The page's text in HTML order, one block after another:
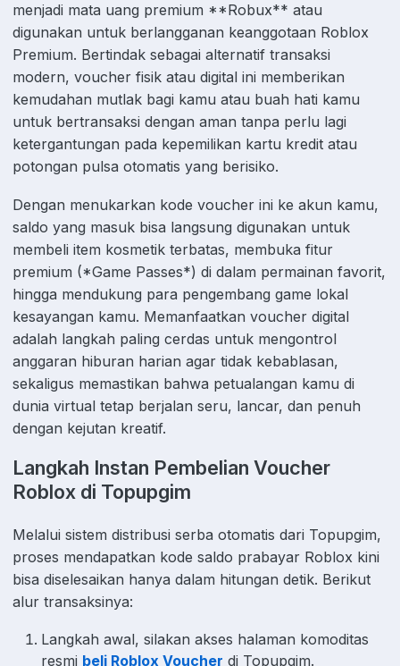
menjadi mata uang premium **Robux** atau
digunakan untuk berlangganan keanggotaan Roblox
Premium. Bertindak sebagai alternatif transaksi
modern, voucher fisik atau digital ini memberikan
kemudahan mutlak bagi kamu atau buah hati kamu
untuk bertransaksi dengan aman tanpa perlu lagi
ketergantungan pada kepemilikan kartu kredit atau
potongan pulsa otomatis yang berisiko.
Dengan menukarkan kode voucher ini ke akun kamu,
saldo yang masuk bisa langsung digunakan untuk
membeli item kosmetik terbatas, membuka fitur
premium (*Game Passes*) di dalam permainan favorit,
hingga mendukung para pengembang game lokal
kesayangan kamu. Memanfaatkan voucher digital
adalah langkah paling cerdas untuk mengontrol
anggaran hiburan harian agar tidak kebablasan,
sekaligus memastikan bahwa petualangan kamu di
dunia virtual tetap berjalan seru, lancar, dan penuh
dengan kejutan kreatif.
Langkah Instan Pembelian Voucher
Roblox di Topupgim
Melalui sistem distribusi serba otomatis dari Topupgim,
proses mendapatkan kode saldo prabayar Roblox kini
bisa diselesaikan hanya dalam hitungan detik. Berikut
alur transaksinya:
Langkah awal, silakan akses halaman komoditas
resmi beli Roblox Voucher di Topupgim.